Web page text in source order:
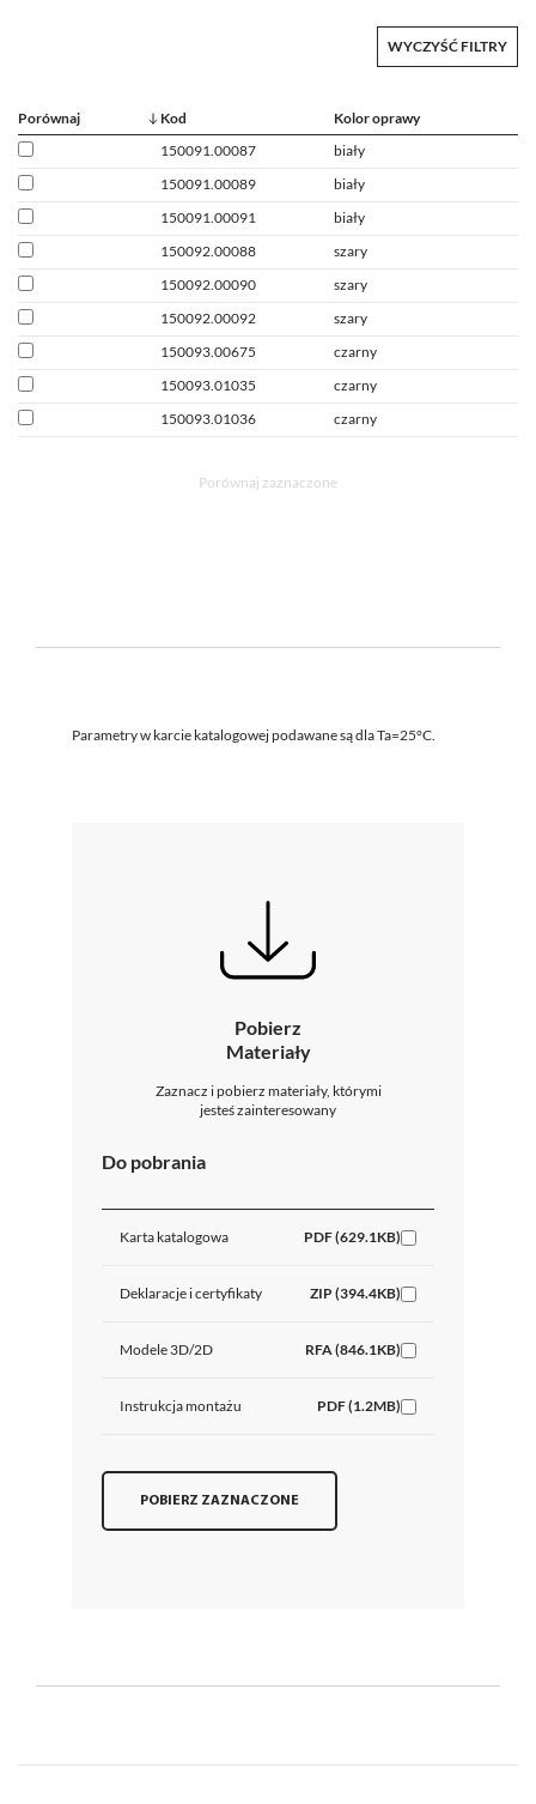
WYCZYŚĆ FILTRY
Porównaj Kod
Kolor oprawy
150091.00087
biały
150091.00089
biały
150091.00091
biały
150092.00088
szary
150092.00090
szary
150092.00092
szary
150093.00675
czarny
150093.01035
czarny
150093.01036
czarny
Porównaj zaznaczone
Parametry w karcie katalogowej podawane są dla Ta=25°C.
Pobierz
Materiały
Zaznacz i pobierz materiały, którymi
jesteś zainteresowany
Do pobrania
Karta katalogowa PDF (629.1KB)
Deklaracje i certyfikaty ZIP (394.4KB)
Modele 3D/2D RFA (846.1KB)
Instrukcja montażu PDF (1.2MB)
POBIERZ ZAZNACZONE